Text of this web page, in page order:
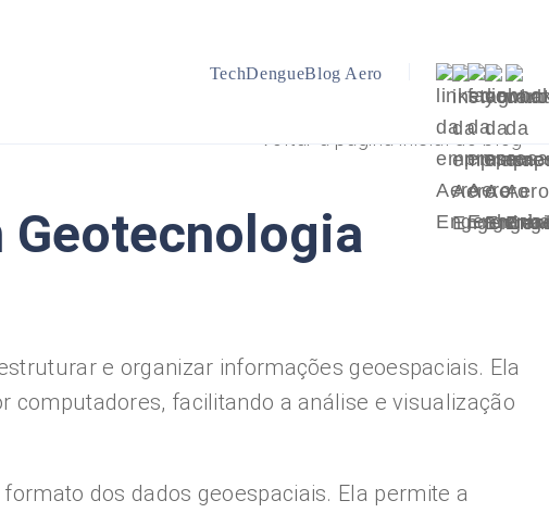
TechDengueBlog Aero
Voltar a página inicial do blog
Geotecnologia
e organizar informações geoespaciais. Ela
computadores, facilitando a análise e visualização
dos dados geoespaciais. Ela permite a